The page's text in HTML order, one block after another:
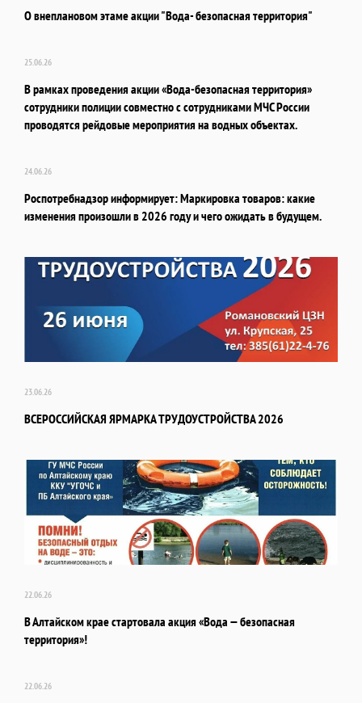
О внеплановом этаме акции "Вода- безопасная территория"
25.06.26
В рамках проведения акции «Вода-безопасная территория»
сотрудники полиции совместно с сотрудниками МЧС России
проводятся рейдовые мероприятия на водных объектах.
24.06.26
Роспотребнадзор информирует: Маркировка товаров: какие
изменения произошли в 2026 году и чего ожидать в будущем.
23.06.26
ВСЕРОССИЙСКАЯ ЯРМАРКА ТРУДОУСТРОЙСТВА 2026
22.06.26
В Алтайском крае стартовала акция «Вода — безопасная
территория»!
22.06.26